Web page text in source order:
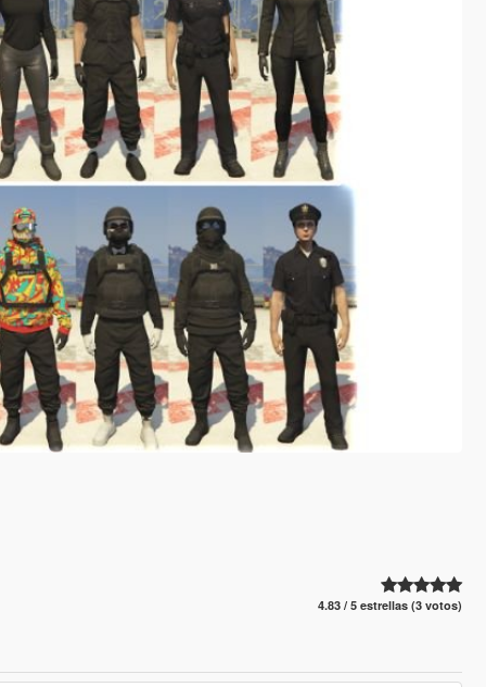
4.83 / 5 estrellas (3 votos)